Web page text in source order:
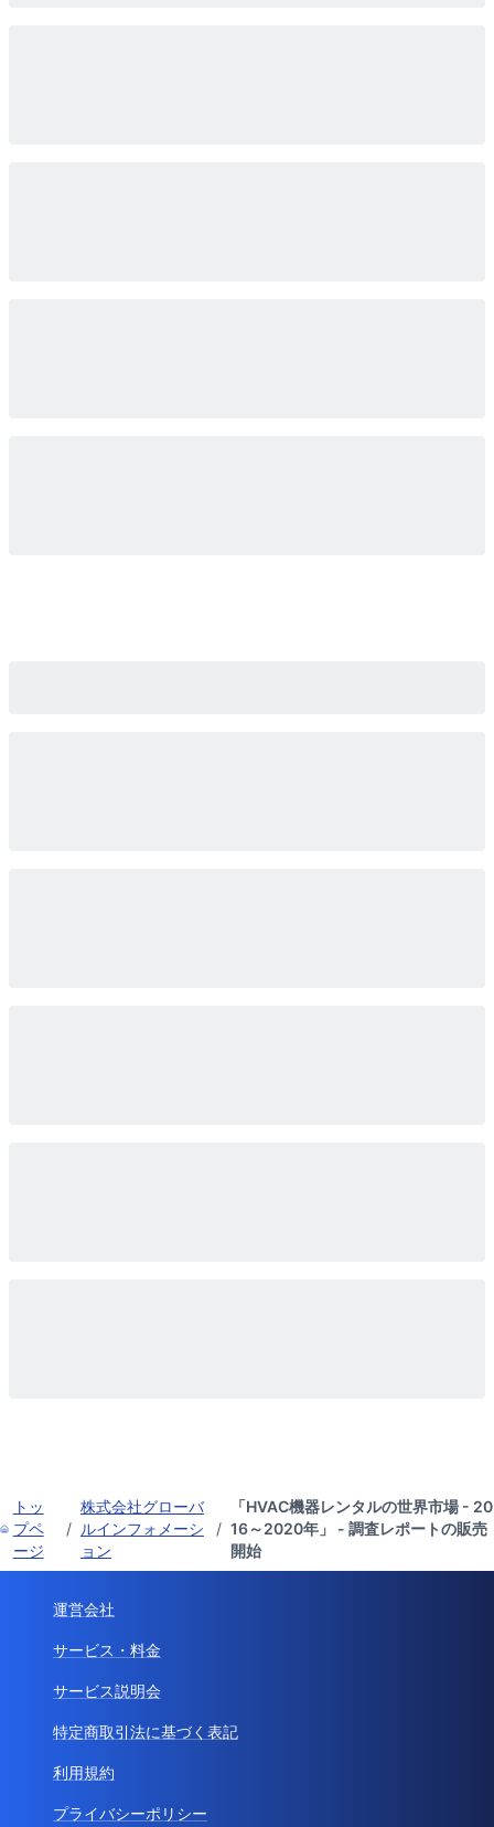
トッ
プペ
ージ
/
株式会社グローバ
ルインフォメーシ
ョン
/
「HVAC機器レンタルの世界市場 - 20
16～2020年」 - 調査レポートの販売
開始
運営会社
サービス・料金
サービス説明会
特定商取引法に基づく表記
利用規約
プライバシーポリシー